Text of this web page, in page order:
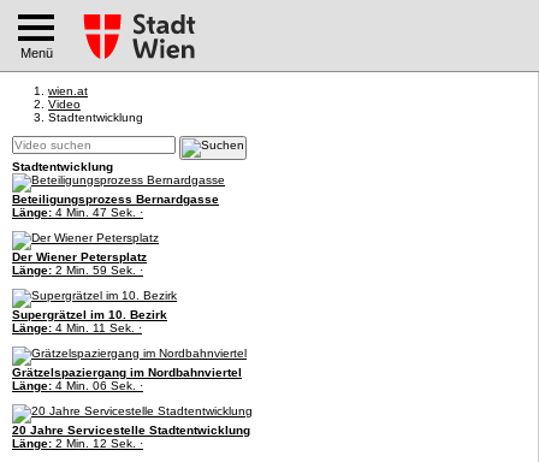
Menü
wien.at
Video
Stadtentwicklung
Stadtentwicklung
Beteiligungsprozess Bernardgasse
Länge: 4 Min. 47 Sek. ·
Der Wiener Petersplatz
Länge: 2 Min. 59 Sek. ·
Supergrätzel im 10. Bezirk
Länge: 4 Min. 11 Sek. ·
Grätzelspaziergang im Nordbahnviertel
Länge: 4 Min. 06 Sek. ·
20 Jahre Servicestelle Stadtentwicklung
Länge: 2 Min. 12 Sek. ·